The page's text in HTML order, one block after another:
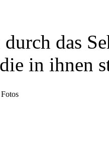
durch das
in ihnen
Fotos